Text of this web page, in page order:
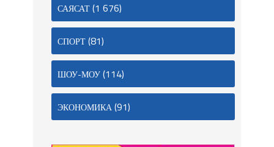
САЯСАТ(1 676)
СПОРТ(81)
ШОУ-МОУ(114)
ЭКОНОМИКА(91)